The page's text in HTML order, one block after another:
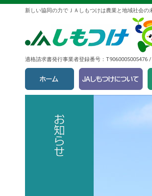
新しい協同の力でＪＡしもつけは農業と地域社会の
適格請求書発行事業者登録番号：